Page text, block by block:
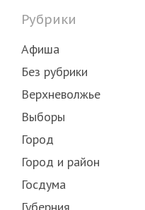
Рубрики
Афиша
Без рубрики
Верхневолжье
Выборы
Город
Город и район
Госдума
Губерния